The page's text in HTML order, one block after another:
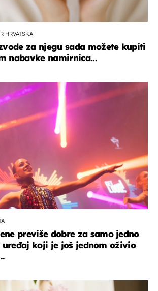
HRVATSKA
za njegu sada možete kupiti
nabavke namirnica...
previše dobre za samo jedno
uređaj koji je još jednom oživio